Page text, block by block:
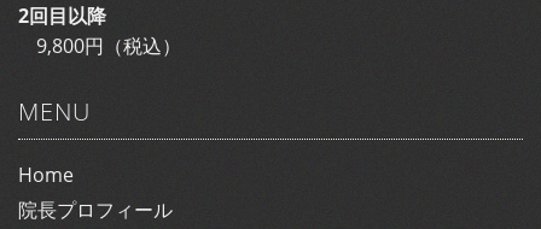
2回目以降
9,800円（税込）
MENU
Home
院長プロフィール